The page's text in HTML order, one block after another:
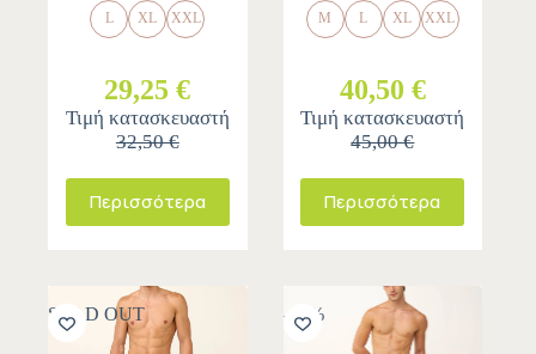
L XL XXL
29,25 €
Τιμή κατασκευαστή
32,50 €
Περισσότερα
M L XL XXL
40,50 €
Τιμή κατασκευαστή
45,00 €
Περισσότερα
SOLD OUT -10%